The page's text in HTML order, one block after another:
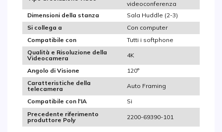
videoconferenza
Dimensioni della stanza
Sala Huddle (2-3)
Si collega a
Con computer
Compatibile con
Tutti i softphone
Qualità e Risoluzione della
Videocamera
4K
Angolo di Visione
120°
Caratteristiche della
telecamera
Auto Framing
Compatibile con l'IA
Si
Precedente riferimento
produttore Poly
2200-69390-101